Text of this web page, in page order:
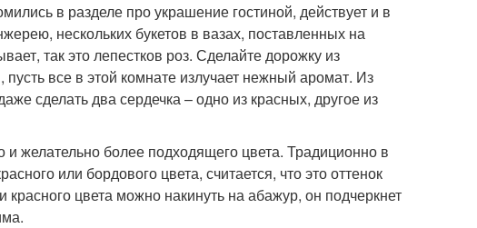
в разделе про украшение гостиной, действует и в
нескольких букетов в вазах, поставленных на
так это лепестков роз. Сделайте дорожку из
все в этой комнате излучает нежный аромат. Из
сделать два сердечка – одно из красных, другое из
и желательно более подходящего цвета. Традиционно в
или бордового цвета, считается, что это оттенок
цвета можно накинуть на абажур, он подчеркнет